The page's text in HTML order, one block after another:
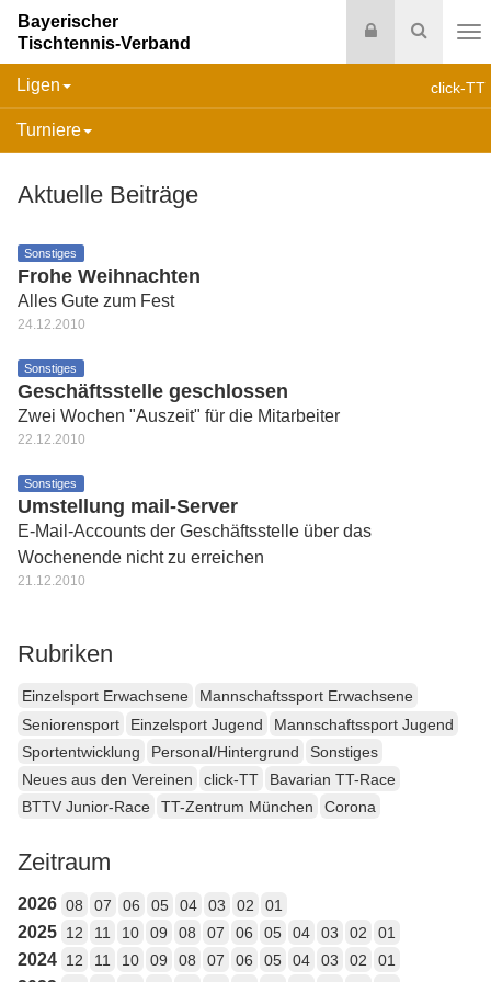
Suche
Login
Bayerischer
Tischtennis-Verband
click-TT
Ligen
Turniere
Aktuelle Beiträge
Sonstiges
Frohe Weihnachten
Alles Gute zum Fest
24.12.2010
Sonstiges
Geschäftsstelle geschlossen
Zwei Wochen "Auszeit" für die Mitarbeiter
22.12.2010
Sonstiges
Umstellung mail-Server
E-Mail-Accounts der Geschäftsstelle über das
Wochenende nicht zu erreichen
21.12.2010
Rubriken
Einzelsport Erwachsene
Mannschaftssport Erwachsene
Seniorensport
Einzelsport Jugend
Mannschaftssport Jugend
Sportentwicklung
Personal/Hintergrund
Sonstiges
Neues aus den Vereinen
click-TT
Bavarian TT-Race
BTTV Junior-Race
TT-Zentrum München Corona
Zeitraum
2026 08 07 06 05 04 03 02 01
2025 12 11 10 09 08 07 06 05 04 03 02 01
2024 12 11 10 09 08 07 06 05 04 03 02 01